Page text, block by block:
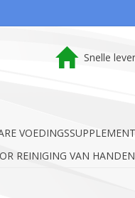
Snelle
REINIGING VAN